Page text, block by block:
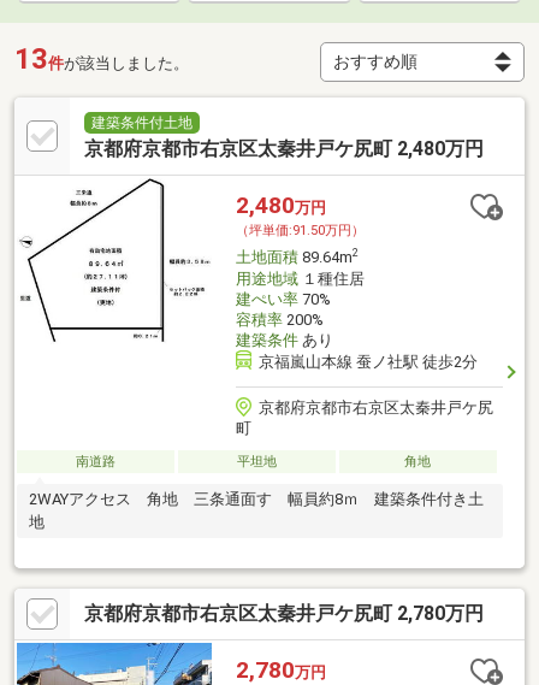
13件が該当しました。
建築条件付土地
京都府京都市右京区太秦井戸ケ尻町 2,480万円
2,480万円
（坪単価:91.50万円）
土地面積89.64m2
用途地域１種住居
建ぺい率70%
容積率200%
建築条件あり
京福嵐山本線 蚕ノ社駅 徒歩2分
京都府京都市右京区太秦井戸ケ尻
町
南道路 平坦地 角地
2WAYアクセス 角地 三条通面す 幅員約8ｍ 建築条件付き土
地
京都府京都市右京区太秦井戸ケ尻町 2,780万円
2,780万円